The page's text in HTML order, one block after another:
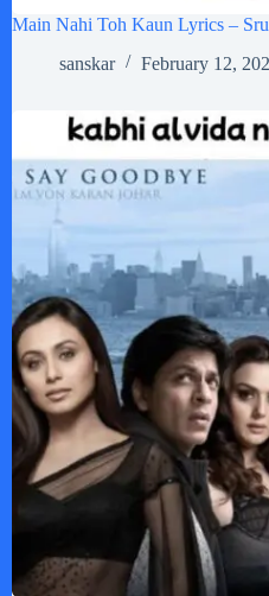
Main Nahi Toh Kaun Lyrics –
sanskar
February 12,